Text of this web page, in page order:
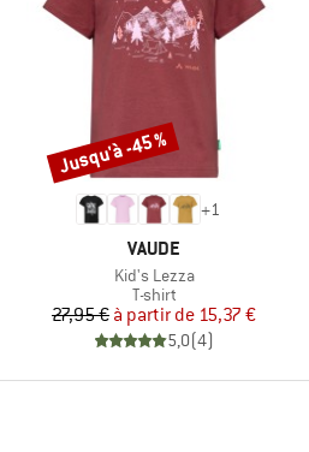
+1
MARQUE
VAUDE
Article
Kid's Lezza
Product group
T-shirt
Prix
27,95 € Prix réduit
à partir de 15,37 €
5,0(4)
Remise
Jusqu'à -45 %